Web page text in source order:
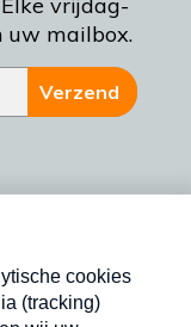
vrijdag-
uw mailbox.
Verzend